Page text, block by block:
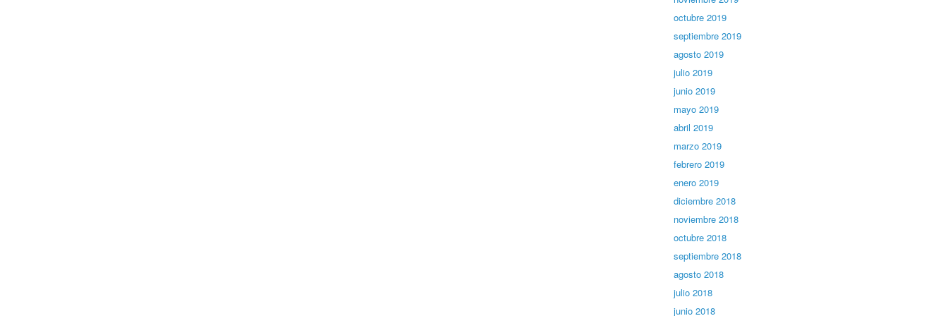
octubre 2019
septiembre 2019
agosto 2019
julio 2019
junio 2019
mayo 2019
abril 2019
marzo 2019
febrero 2019
enero 2019
diciembre 2018
noviembre 2018
octubre 2018
septiembre 2018
agosto 2018
julio 2018
junio 2018